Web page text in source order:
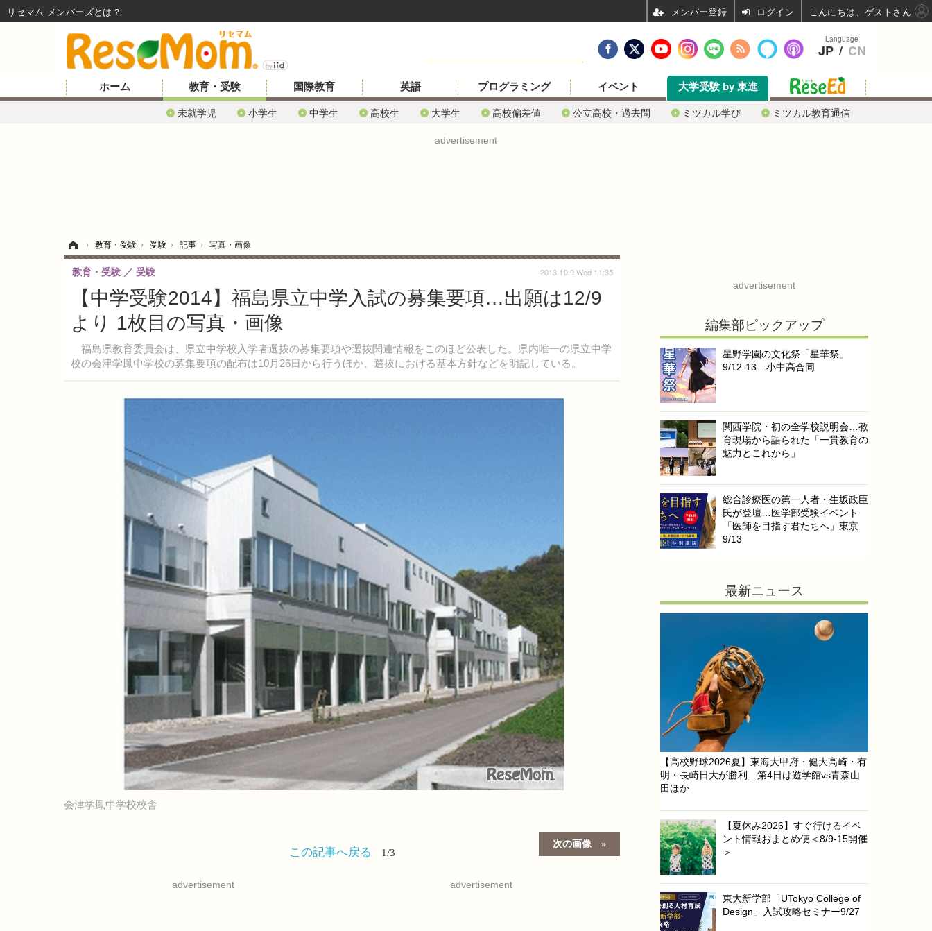
ホーム 教育・受験
未就学児 小学生 中学生 高校生 大学生 高校偏差値 公立高校・過去問 ミツカル学び ミツカル教育通信
国際教育 英語 プログラミング イベント 大学受験 by 東進
advertisement
› 教育・受験 › 受験 › 記事 › 写真・画像
【中学受験2014】福島県立中学入試の募集要項…出願は12/9
より 1枚目の写真・画像
福島県教育委員会は、県立中学校入学者選抜の募集要項や選抜関連情報をこのほど公表した。県内唯一の県立中学
校の会津学鳳中学校の募集要項の配布は10月26日から行うほか、選抜における基本方針などを明記している。
教育・受験 受験 2013.10.9 Wed 11:35
会津学鳳中学校校舎
次の画像
この記事へ戻る 1/3
advertisement advertisement
advertisement
編集部ピックアップ
星野学園の文化祭「星華祭」
9/12-13…小中高合同
関西学院・初の全学校説明会…教
育現場から語られた「一貫教育の
魅力とこれから」
総合診療医の第一人者・生坂政臣
氏が登壇…医学部受験イベント
「医師を目指す君たちへ」東京
9/13
最新ニュース
【高校野球2026夏】東海大甲府・健大高崎・有
明・長崎日大が勝利…第4日は遊学館vs青森山
田ほか
【夏休み2026】すぐ行けるイベ
ント情報おまとめ便＜8/9-15開催
＞
東大新学部「UTokyo College of
Design」入試攻略セミナー9/27
Language
JP / CN
リセマム メンバーズ ログイン こんにちは、ゲストさん